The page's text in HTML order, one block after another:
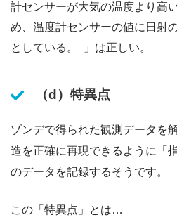
計センサーが⼤気の温度より⾼
め、温度計センサーの値に⽇射
としている。 」は正しい。
（d）特異点
ゾンデで得られた観測データを
造を正確に再現できるように「
のデータを記録するそうです。
この「特異点」とは…